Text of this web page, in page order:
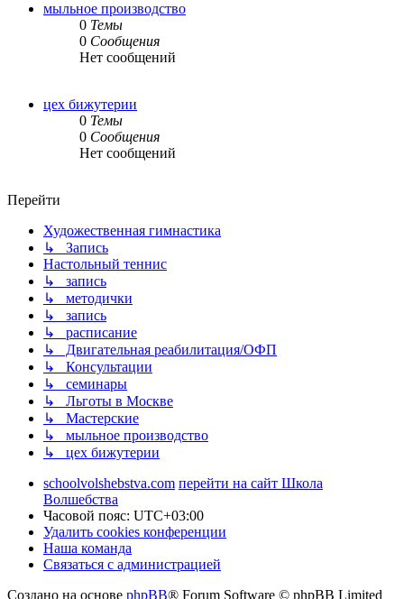
мыльное производство
0 Темы
0 Сообщения
Нет сообщений
цех бижутерии
0 Темы
0 Сообщения
Нет сообщений
Перейти
Художественная гимнастика
↳ Запись
Настольный теннис
↳ запись
↳ методички
↳ запись
↳ расписание
↳ Двигательная реабилитация/ОФП
↳ Консультации
↳ семинары
↳ Льготы в Москве
↳ Мастерские
↳ мыльное производство
↳ цех бижутерии
schoolvolshebstva.com перейти на сайт Школа
Волшебства
Часовой пояс: UTC+03:00
Удалить cookies конференции
Наша команда
Связаться с администрацией
Создано на основе phpBB® Forum Software © phpBB Limited